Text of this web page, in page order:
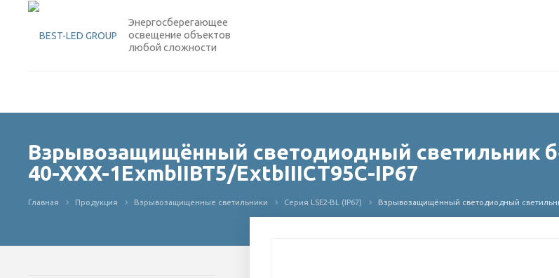
Энергосберегающее
освещение объектов
любой сложности
Взрывозащищённый светодиодный светильник
40-XXX-1ExmbIIBT5/ExtbIIICT95C-IP67
Главная Продукция Взрывозащищенные светильники Серия LSE2-BL (IP67) Взрывозащищённый светодиодный